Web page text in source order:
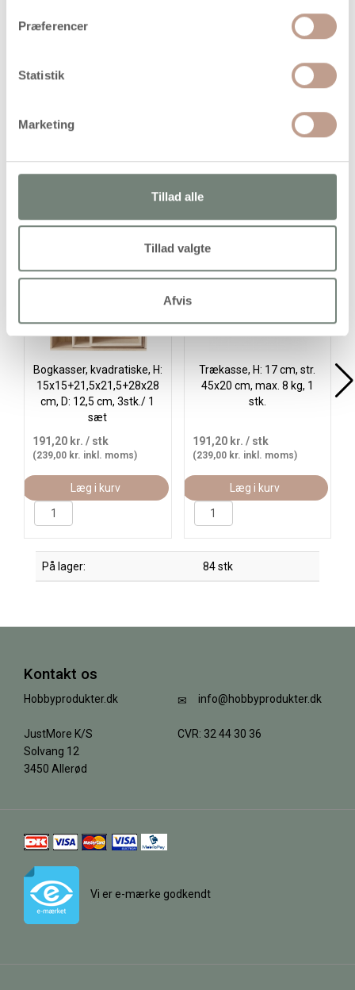
Præferencer
Statistik
Marketing
Tillad alle
Tillad valgte
Afvis
Alternativer
Køb mere og spar
Bogkasser, kvadratiske, H:
15x15+21,5x21,5+28x28
cm, D: 12,5 cm, 3stk./ 1
sæt
191,20 kr. / stk
(239,00 kr. inkl. moms)
Læg i kurv
Køb mere og spar
Trækasse, H: 17 cm, str.
45x20 cm, max. 8 kg, 1
stk.
191,20 kr. / stk
(239,00 kr. inkl. moms)
Læg i kurv
På lager: 84 stk
Kontakt os
Hobbyprodukter.dk
JustMore K/S
Solvang 12
3450 Allerød
info@hobbyprodukter.dk
CVR: 32 44 30 36
Vi er e-mærke godkendt